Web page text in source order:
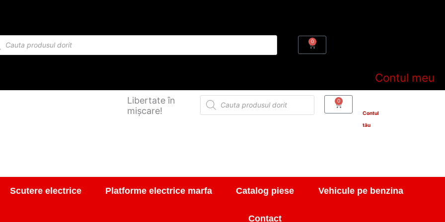
0 Cart
Contul meu
Libertate în
mișcare!
Products
search
0 Cart
Contul
tău
Scutere electrice Platforme electrice marfa Catalog piese Vehicule pe benzina
Contact